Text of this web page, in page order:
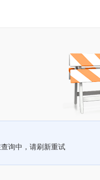
询中，请刷新重试